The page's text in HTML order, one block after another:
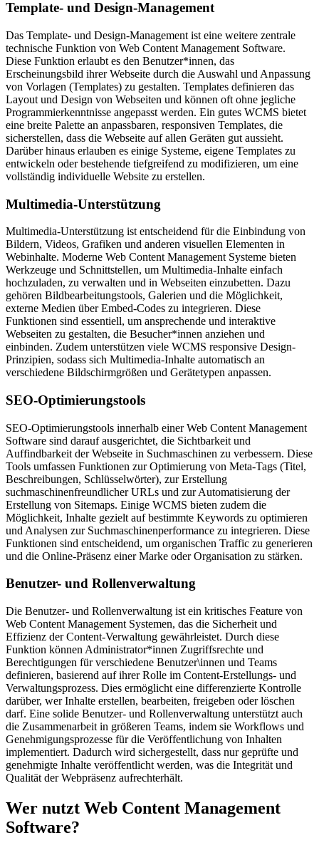
Template- und Design-Management
Das Template- und Design-Management ist eine weitere zentrale
technische Funktion von Web Content Management Software.
Diese Funktion erlaubt es den Benutzer*innen, das
Erscheinungsbild ihrer Webseite durch die Auswahl und Anpassung
von Vorlagen (Templates) zu gestalten. Templates definieren das
Layout und Design von Webseiten und können oft ohne jegliche
Programmierkenntnisse angepasst werden. Ein gutes WCMS bietet
eine breite Palette an anpassbaren, responsiven Templates, die
sicherstellen, dass die Webseite auf allen Geräten gut aussieht.
Darüber hinaus erlauben es einige Systeme, eigene Templates zu
entwickeln oder bestehende tiefgreifend zu modifizieren, um eine
vollständig individuelle Website zu erstellen.
Multimedia-Unterstützung
Multimedia-Unterstützung ist entscheidend für die Einbindung von
Bildern, Videos, Grafiken und anderen visuellen Elementen in
Webinhalte. Moderne Web Content Management Systeme bieten
Werkzeuge und Schnittstellen, um Multimedia-Inhalte einfach
hochzuladen, zu verwalten und in Webseiten einzubetten. Dazu
gehören Bildbearbeitungstools, Galerien und die Möglichkeit,
externe Medien über Embed-Codes zu integrieren. Diese
Funktionen sind essentiell, um ansprechende und interaktive
Webseiten zu gestalten, die Besucher*innen anziehen und
einbinden. Zudem unterstützen viele WCMS responsive Design-
Prinzipien, sodass sich Multimedia-Inhalte automatisch an
verschiedene Bildschirmgrößen und Gerätetypen anpassen.
SEO-Optimierungstools
SEO-Optimierungstools innerhalb einer Web Content Management
Software sind darauf ausgerichtet, die Sichtbarkeit und
Auffindbarkeit der Webseite in Suchmaschinen zu verbessern. Diese
Tools umfassen Funktionen zur Optimierung von Meta-Tags (Titel,
Beschreibungen, Schlüsselwörter), zur Erstellung
suchmaschinenfreundlicher URLs und zur Automatisierung der
Erstellung von Sitemaps. Einige WCMS bieten zudem die
Möglichkeit, Inhalte gezielt auf bestimmte Keywords zu optimieren
und Analysen zur Suchmaschinenperformance zu integrieren. Diese
Funktionen sind entscheidend, um organischen Traffic zu generieren
und die Online-Präsenz einer Marke oder Organisation zu stärken.
Benutzer- und Rollenverwaltung
Die Benutzer- und Rollenverwaltung ist ein kritisches Feature von
Web Content Management Systemen, das die Sicherheit und
Effizienz der Content-Verwaltung gewährleistet. Durch diese
Funktion können Administrator*innen Zugriffsrechte und
Berechtigungen für verschiedene Benutzer\innen und Teams
definieren, basierend auf ihrer Rolle im Content-Erstellungs- und
Verwaltungsprozess. Dies ermöglicht eine differenzierte Kontrolle
darüber, wer Inhalte erstellen, bearbeiten, freigeben oder löschen
darf. Eine solide Benutzer- und Rollenverwaltung unterstützt auch
die Zusammenarbeit in größeren Teams, indem sie Workflows und
Genehmigungsprozesse für die Veröffentlichung von Inhalten
implementiert. Dadurch wird sichergestellt, dass nur geprüfte und
genehmigte Inhalte veröffentlicht werden, was die Integrität und
Qualität der Webpräsenz aufrechterhält.
Wer nutzt Web Content Management
Software?